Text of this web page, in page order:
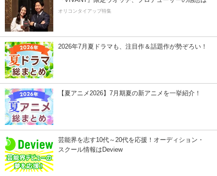
オリコンタイアップ特集
2026年7月夏ドラマも、注目作＆話題作が勢ぞろい！
【夏アニメ2026】7月期夏の新アニメを一挙紹介！
芸能界を志す10代～20代を応援！オーディション・
スクール情報はDeview